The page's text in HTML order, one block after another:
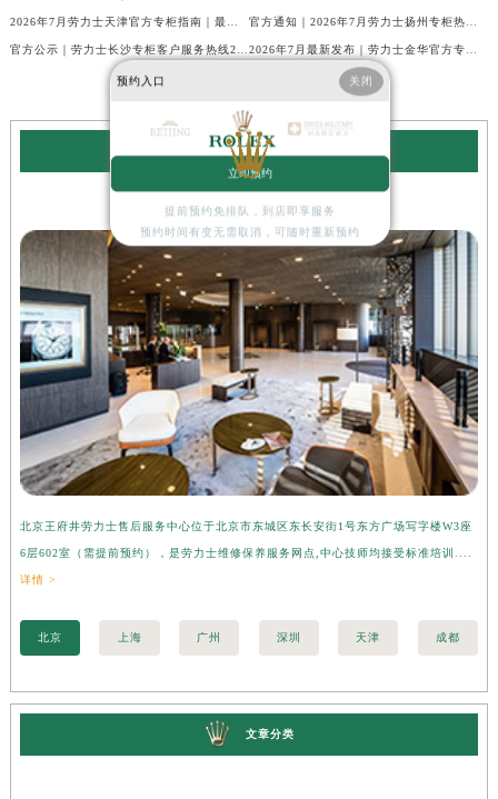
劳力士服务中心
北京劳力士售后服务中心
北京王府井劳力士售后服务中心位于北京市东城区东长安街1号东方广场写字楼W3座
6层602室（需提前预约），是劳力士维修保养服务网点,中心技师均接受标准培训....
详情 >
北京 上海 广州 深圳 天津 成都
文章分类
预约入口 关闭
立即预约
提前预约免排队，到店即享服务
预约时间有变无需取消，可随时重新预约